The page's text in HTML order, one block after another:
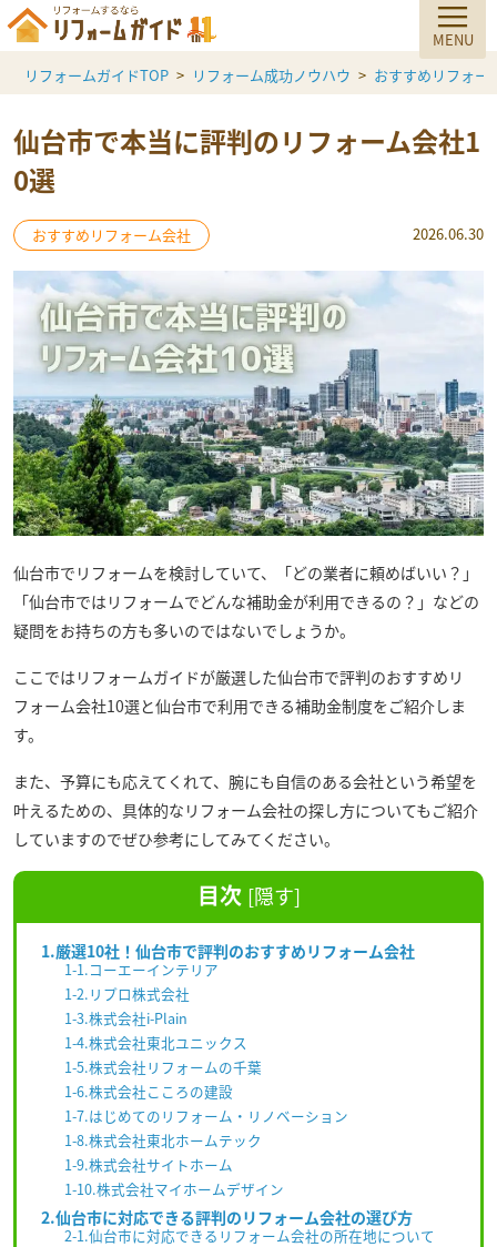
リフォームガイドTOP リフォーム成功ノウハウ おすすめリフォー
仙台市で本当に評判のリフォーム会社1
0選
おすすめリフォーム会社 2026.06.30
仙台市でリフォームを検討していて、「どの業者に頼めばいい？」
「仙台市ではリフォームでどんな補助金が利用できるの？」などの
疑問をお持ちの方も多いのではないでしょうか。
ここではリフォームガイドが厳選した仙台市で評判のおすすめリ
フォーム会社10選と仙台市で利用できる補助金制度をご紹介しま
す。
また、予算にも応えてくれて、腕にも自信のある会社という希望を
叶えるための、具体的なリフォーム会社の探し方についてもご紹介
していますのでぜひ参考にしてみてください。
目次 [隠す]
1.厳選10社！仙台市で評判のおすすめリフォーム会社
1-1.コーエーインテリア
1-2.リプロ株式会社
1-3.株式会社i-Plain
1-4.株式会社東北ユニックス
1-5.株式会社リフォームの千葉
1-6.株式会社こころの建設
1-7.はじめてのリフォーム・リノベーション
1-8.株式会社東北ホームテック
1-9.株式会社サイトホーム
1-10.株式会社マイホームデザイン
2.仙台市に対応できる評判のリフォーム会社の選び方
2-1.仙台市に対応できるリフォーム会社の所在地について